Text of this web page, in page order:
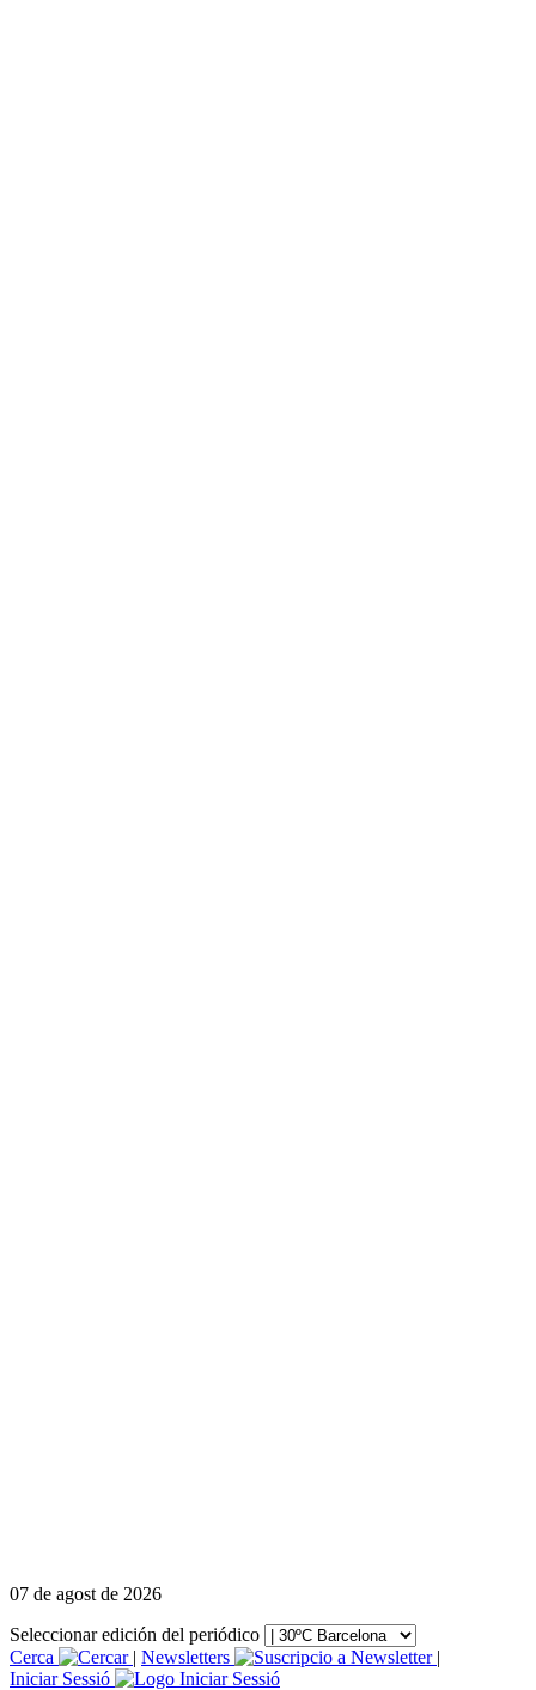
07 de agost de 2026
Seleccionar edición del periódico
Cerca
| Newsletters
|
Iniciar Sessió